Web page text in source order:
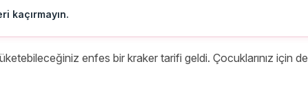
kaçırmayın.
enfes bir kraker tarifi geldi. Çocuklarınız için de